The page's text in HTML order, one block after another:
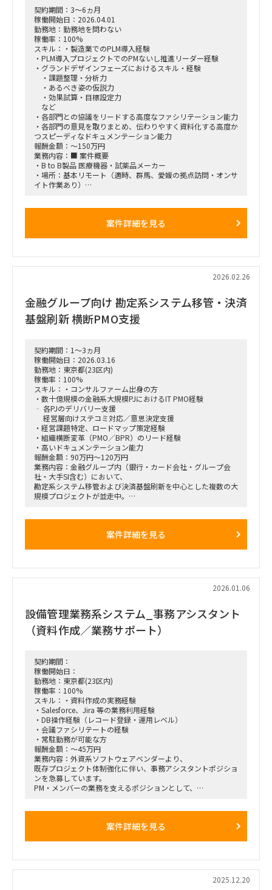
【求める人物像】
Oracle FusionまたはEBSの会計モジュールに深い知見を持ち、
単なる利用経験に留まらず、機能理解・設定・ドキュメント
化・他者への指導まで対応できる方。
コンサルティングファーム出身である必要はなく、知見と実務
遂行能力が重視されます。
契約期間：3～6ヵ月
稼働開始日：2026.04.01
勤務地：勤務地を問わない
稼働率：100%
スキル：・製造業でのPLM導入経験
・PLM導入プロジェクトでのPMないし推進リーダー経験
・グランドデザインフェーズにおけるスキル・経験
・課題整理・分析力
・あるべき姿の仮説力
・効果試算・目標設定力
など
・各部門との協議をリードする高度なファシリテーション能力
・各部門の意見を取りまとめ、伝わりやすく資料化する高度か
つスピーディなドキュメンテーション能力
報酬金額：～150万円
業務内容：■ 案件概要
・B to B製品 医療機器・試薬品メーカー
・場所：基本リモート（適時、群馬、愛媛の拠点訪問・オンサ
イト作業あり）
上記以降もシステム導入（要件定義～）の支援可能あり
・既存PDMシステムの老朽化問題から、PLMへの刷新を検討中
・設計〜サービスに⾄る製品ライフサイクル情報の一元管理を
※ 具体的な目的・利用範囲は活動の中で定義が必要
・医療機器に求められる各種規制に対応したシステム構築が必
要
Record）
・CSV（Computerized System Validation）：システムマネ
ジメント
・Fit to Standardでの導入を予定
・医療機器業界に精通したメンバはすでにアサイン済
〇 実施内容
ステップ1：概念設計
・現状業務・課題整理
・PLM導入目的の定義
・対象範囲・優先順位の決定
ステップ2：評価対象PLM製品の絞り込み
・医療機器対応を前提としたPLM製品調査
・RFP作成
・1次評価
ステップ3：PoC実施
・ベンダーデモ＆机上評価
・標準機能 or カスタマイズ検討
・次フェーズ以降（要件定義～）の前提となるTo-Be像の合意
※ リーダー職を希望。PM・リーダー経験がないメンバ職でも
適切な方がいらっしゃればご提案ください。
・活動推進のリーダー
・成果物作成
など
■ 条件
・想定期間：2026年4月 ～2026年6月 ※初回契約
・基本リモート（群馬・愛媛への現地訪問の可能性あり（適
時）)
案件詳細を見る
2026.02.26
金融グループ向け 勘定系システム移管・決済
基盤刷新 横断PMO支援
契約期間：1～3ヵ月
稼働開始日：2026.03.16
勤務地：東京都(23区内)
稼働率：100%
スキル：・コンサルファーム出身の方
・数十億規模の金融系大規模PJにおけるIT PMO経験
‐ 各PJのデリバリー支援
経営層向けステコミ対応／意思決定支援
・経営課題特定、ロードマップ策定経験
・組織横断変革（PMO／BPR）のリード経験
・高いドキュメンテーション能力
報酬金額：90万円～120万円
業務内容：金融グループ内（銀行・カード会社・グループ会
社・大手SI含む）において、
勘定系システム移管および決済基盤刷新を中心とした複数の大
規模プロジェクトが並走中。
・経営層（役員～部長級）の意思決定遅延
経営層が迅速かつ適切な判断を行える体制構築をリードいただ
■想定業務：
・全体可視化／ハブ機能の確立
‐ 各PJの進捗・課題・変更の一元管理
‐ 論点整理
‐ 意思決定オプション提示（メリット／デメリット整理）
・経営層へのレポーティングおよび意思決定支援
・ステークホルダー・マネジメント（対内外調整）
・横断PMO体制の設計・高度化
■期間：2026年3月1日～2026年8月31日
※ASAP前倒しの可能性あり
※継続の可能性あり
■出社の仕方について：
ハイブリッド（週2～3日出社想定／東京）
案件詳細を見る
2026.01.06
設備管理業務系システム_事務アシスタント
（資料作成／業務サポート）
契約期間：
稼働開始日：
勤務地：東京都(23区内)
稼働率：100%
スキル：・資料作成の実務経験
・Salesforce、Jira 等の業務利用経験
・DB操作経験（レコード登録・運用レベル）
・会議ファシリテートの経験
・常駐勤務が可能な方
報酬金額：～45万円
業務内容：外資系ソフトウェアベンダーより、
既存プロジェクト体制強化に伴い、事務アシスタントポジショ
ンを急募しています。
PM・メンバーの業務を支えるポジションとして、
案件詳細を見る
2025.12.20